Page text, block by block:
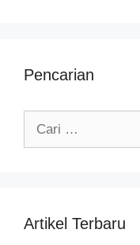
Pencarian
Artikel Terbaru